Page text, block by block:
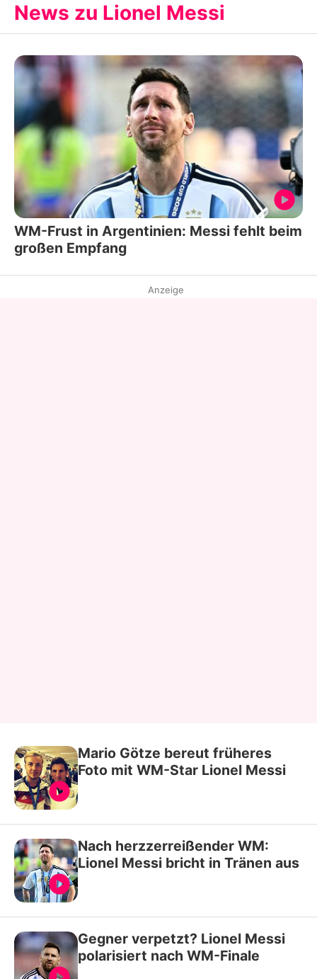
News zu Lionel Messi
WM-Frust in Argentinien: Messi fehlt beim
großen Empfang
Anzeige
Mario Götze bereut früheres
Foto mit WM-Star Lionel Messi
Nach herzzerreißender WM:
Lionel Messi bricht in Tränen aus
Gegner verpetzt? Lionel Messi
polarisiert nach WM-Finale